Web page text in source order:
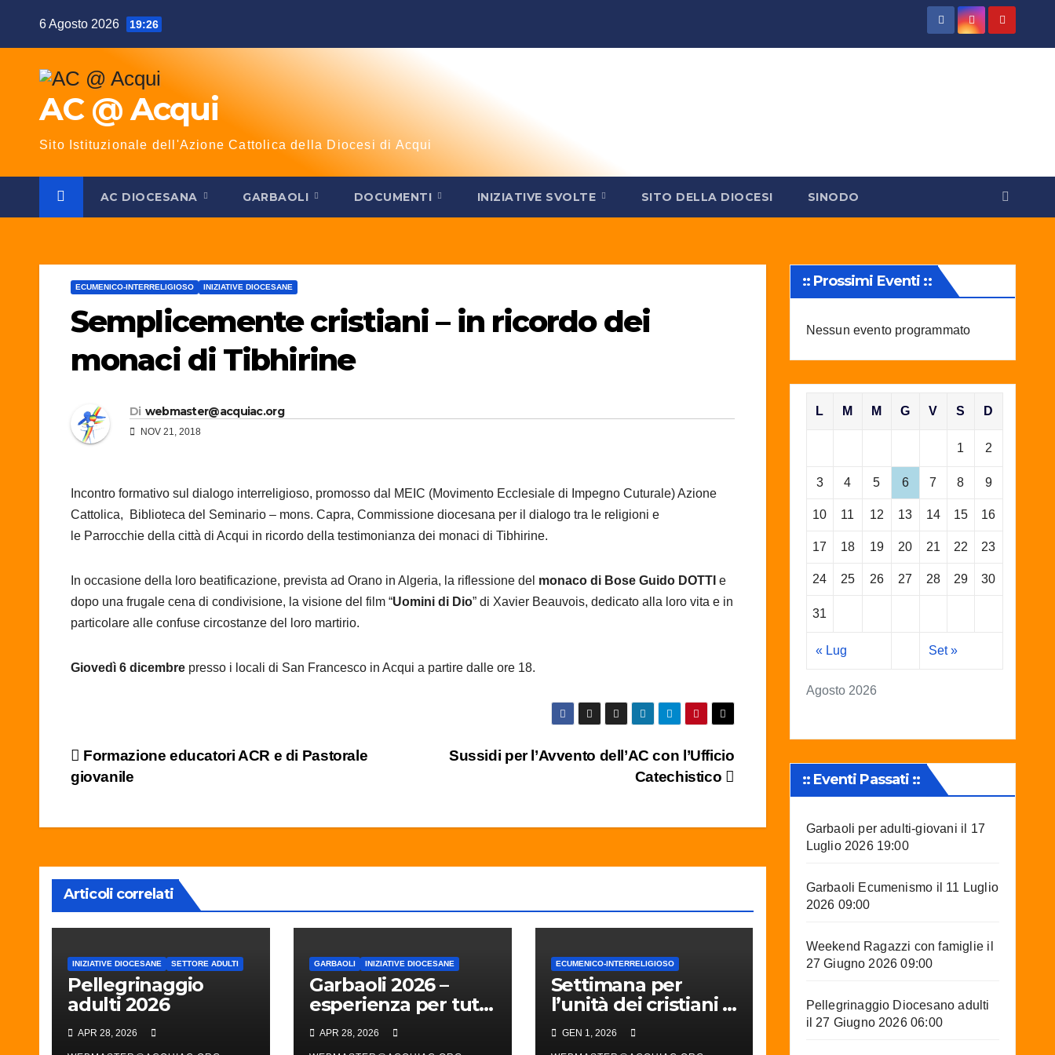
6 Agosto 2026 19:26
AC @ Acqui
Sito Istituzionale dell'Azione Cattolica della Diocesi di Acqui
AC DIOCESANA GARBAOLI DOCUMENTI INIZIATIVE SVOLTE SITO DELLA DIOCESI SINODO
ECUMENICO-INTERRELIGIOSO INIZIATIVE DIOCESANE
Semplicemente cristiani – in ricordo dei
monaci di Tibhirine
Di webmaster@acquiac.org
NOV 21, 2018
Incontro formativo sul dialogo interreligioso, promosso dal MEIC (Movimento Ecclesiale di Impegno Cuturale) Azione
Cattolica, Biblioteca del Seminario – mons. Capra, Commissione diocesana per il dialogo tra le religioni e
le Parrocchie della città di Acqui in ricordo della testimonianza dei monaci di Tibhirine.
In occasione della loro beatificazione, prevista ad Orano in Algeria, la riflessione del monaco di Bose Guido DOTTI e
dopo una frugale cena di condivisione, la visione del film “Uomini di Dio” di Xavier Beauvois, dedicato alla loro vita e in
particolare alle confuse circostanze del loro martirio.
Giovedì 6 dicembre presso i locali di San Francesco in Acqui a partire dalle ore 18.
Navigazione
articoli
Sussidi per l’Avvento dell’AC con l’Ufficio
Catechistico
Formazione educatori ACR e di Pastorale
giovanile
Articoli correlati
INIZIATIVE DIOCESANE SETTORE ADULTI
Pellegrinaggio
adulti 2026
APR 28, 2026
GARBAOLI INIZIATIVE DIOCESANE
Garbaoli 2026 –
esperienza per tutti
i gusti
APR 28, 2026
ECUMENICO-INTERRELIGIOSO
Settimana per
l’unità dei cristiani –
presentazione
traduzione NT
GEN 1, 2026
:: Prossimi Eventi ::
Nessun evento programmato
Agosto 2026
L M M G V S D
1 2
3 4 5 6 7 8 9
10 11 12 13 14 15 16
17 18 19 20 21 22 23
24 25 26 27 28 29 30
31
« Lug Set »
:: Eventi Passati ::
Garbaoli per adulti-giovani il 17
Luglio 2026 19:00
Garbaoli Ecumenismo il 11 Luglio
2026 09:00
Weekend Ragazzi con famiglie il
27 Giugno 2026 09:00
Pellegrinaggio Diocesano adulti
il 27 Giugno 2026 06:00